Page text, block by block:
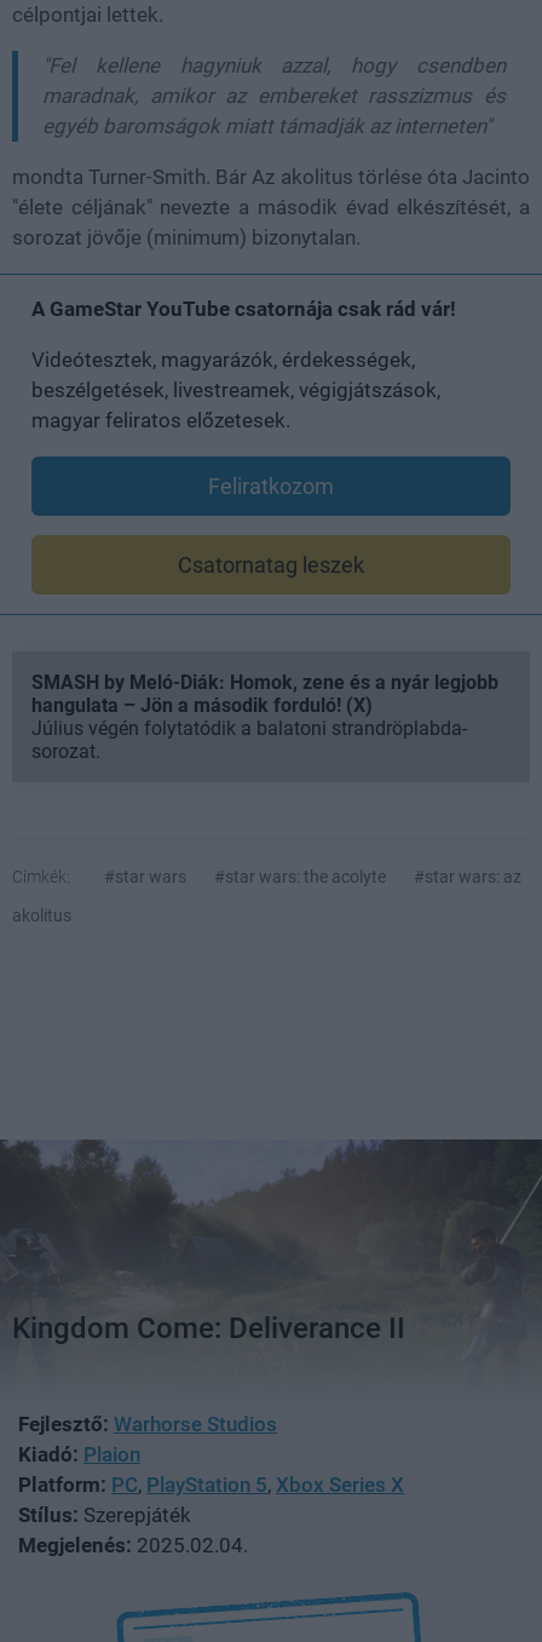
célpontjai lettek.
"Fel kellene hagyniuk azzal, hogy csendben
maradnak, amikor az embereket rasszizmus és
egyéb baromságok miatt támadják az interneten"
mondta Turner-Smith. Bár Az akolitus törlése óta Jacinto
"élete céljának" nevezte a második évad elkészítését, a
sorozat jövője (minimum) bizonytalan.
A GameStar YouTube csatornája csak rád vár!
Videótesztek, magyarázók, érdekességek,
beszélgetések, livestreamek, végigjátszások,
magyar feliratos előzetesek.
Feliratkozom
Csatornatag leszek
SMASH by Meló-Diák: Homok, zene és a nyár legjobb
hangulata – Jön a második forduló! (X)
Július végén folytatódik a balatoni strandröplabda-
sorozat.
Címkék: #star wars #star wars: the acolyte
#star wars: az
akolitus
Kingdom Come: Deliverance II
Fejlesztő: Warhorse Studios
Kiadó: Plaion
Platform: PC, PlayStation 5, Xbox Series X
Stílus: Szerepjáték
Megjelenés: 2025.02.04.